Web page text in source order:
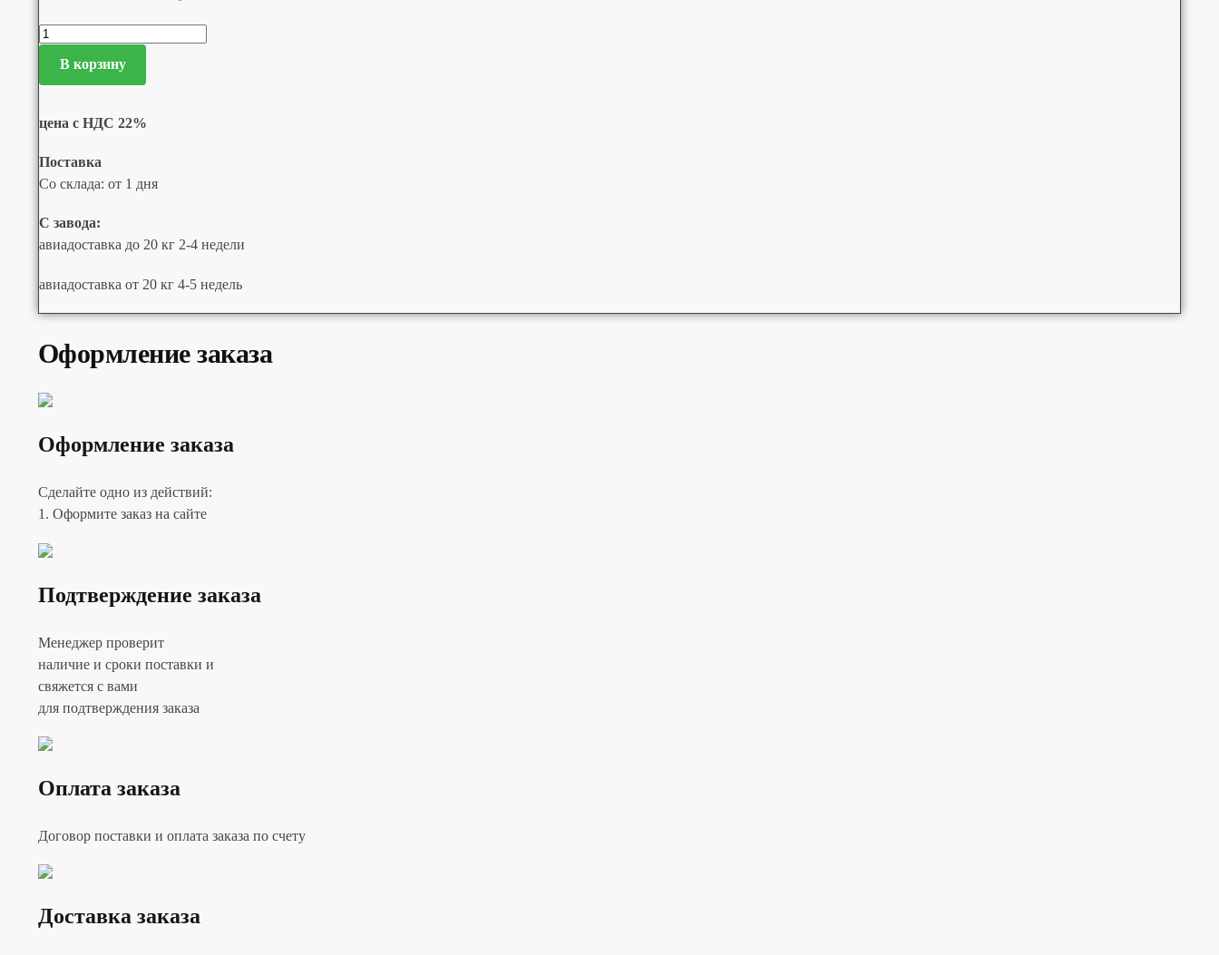
В корзину
цена с НДС 22%
Поставка
Со склада: от 1 дня
С завода:
авиадоставка до 20 кг 2-4 недели
авиадоставка от 20 кг 4-5 недель
Оформление заказа
Оформление заказа
Сделайте одно из действий:
1. Оформите заказ на сайте
Подтверждение заказа
Менеджер проверит
наличие и сроки поставки и
свяжется с вами
для подтверждения заказа
Оплата заказа
Договор поставки и оплата заказа по счету
Доставка заказа